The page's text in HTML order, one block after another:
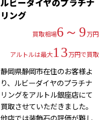
ルビーダイヤのプラチナ
リング
買取相場6～9万円
アルトルは最大13万円で買取
静岡県静岡市在住のお客様よ
り、ルビーダイヤのプラチナ
リングをアルトル銀座店にて
買取させていただきました。
他店では装飾石の評価が難し